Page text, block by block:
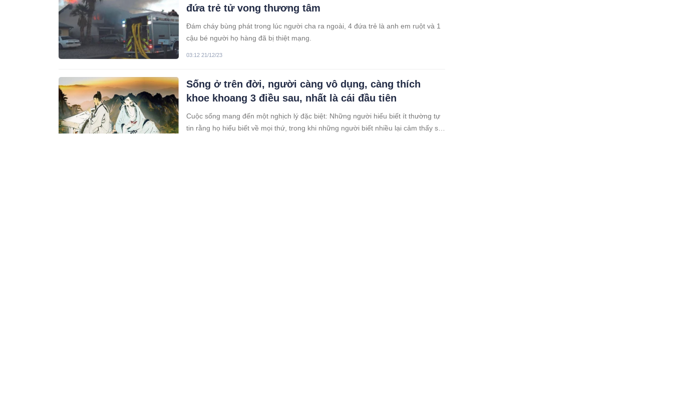
đứa trẻ tử vong thương tâm
Đám cháy bùng phát trong lúc người cha ra ngoài, 4 đứa trẻ là anh em ruột và 1
cậu bé người họ hàng đã bị thiệt mạng.
03:12 21/12/23
Sống ở trên đời, người càng vô dụng, càng thích
khoe khoang 3 điều sau, nhất là cái đầu tiên
Cuộc sống mang đến một nghịch lý đặc biệt: Những người hiểu biết ít thường tự
tin rằng họ hiểu biết về mọi thứ, trong khi những người biết nhiều lại cảm thấy sự